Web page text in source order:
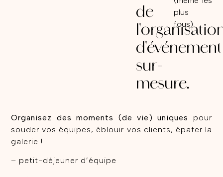
de
d'événement
sur-
mesure.
plus
fous)
Organisez des moments (de vie) uniques pour
souder vos équipes, éblouir vos clients, épater la
galerie !
– petit-déjeuner d’équipe